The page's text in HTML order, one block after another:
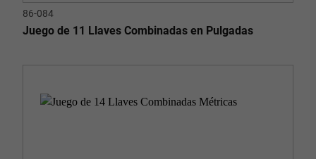
86-084
Juego de 11 Llaves Combinadas en Pulgadas